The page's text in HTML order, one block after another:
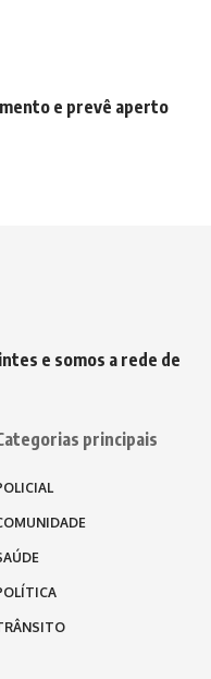
e prevê aperto
e somos a rede de
principais